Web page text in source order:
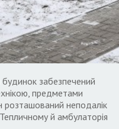
забезпечений
предметами
розташований неподалік
й амбулаторія